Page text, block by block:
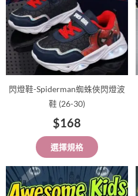
閃燈鞋-Spiderman蜘蛛俠閃燈波
鞋 (26-30)
$168
選擇規格
款
式。
可
在
產
頁
面
選
擇
選
項
此
產